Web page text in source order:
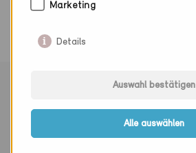
Mit Minergie vernetzen
Marketing
Details
Auswahl bestätigen
Alle auswählen